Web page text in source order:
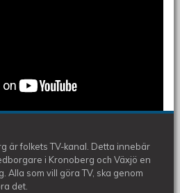
är folkets TV-kanal. Detta innebär
i Kronoberg och Växjö en
Alla som vill göra TV, ska genom
det.